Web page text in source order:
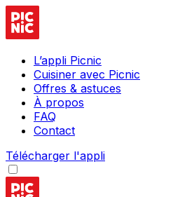
L’appli Picnic
Cuisiner avec Picnic
Offres & astuces
À propos
FAQ
Contact
Télécharger l'appli